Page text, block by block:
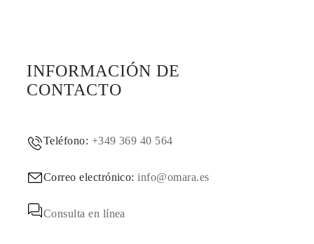
INFORMACIÓN DE
CONTACTO
Teléfono: +349 369 40 564
Correo electrónico:info@omara.es
Consulta en línea